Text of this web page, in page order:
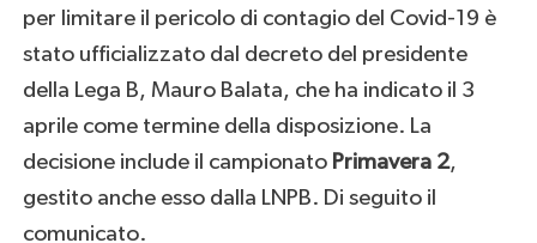
per limitare il pericolo di contagio del Covid-19 è
stato ufficializzato dal decreto del presidente
della Lega B, Mauro Balata, che ha indicato il 3
aprile come termine della disposizione. La
decisione include il campionato Primavera 2,
gestito anche esso dalla LNPB. Di seguito il
comunicato.